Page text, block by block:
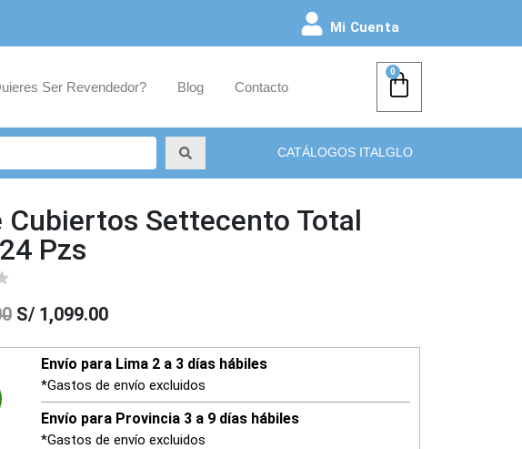
Mi Cuenta
Ser Revendedor? Blog Contacto
0
CATÁLOGOS ITALGLO
Cubiertos Settecento Total
Pzs
S/ 1,099.00
Envío para Lima 2 a 3 días hábiles
*Gastos de envío excluidos
Envío para Provincia 3 a 9 días hábiles
*Gastos de envío excluidos